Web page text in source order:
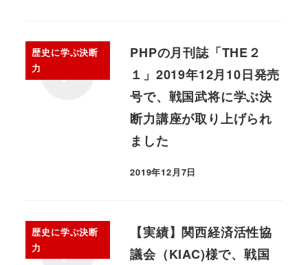
歴史に学ぶ決断
力
PHPの月刊誌「THE２
１」2019年12月10日発売
号で、戦国武将に学ぶ決
断力講座が取り上げられ
ました
2019年12月7日
歴史に学ぶ決断
力
【実績】関西経済活性協
議会（KIAC)様で、戦国